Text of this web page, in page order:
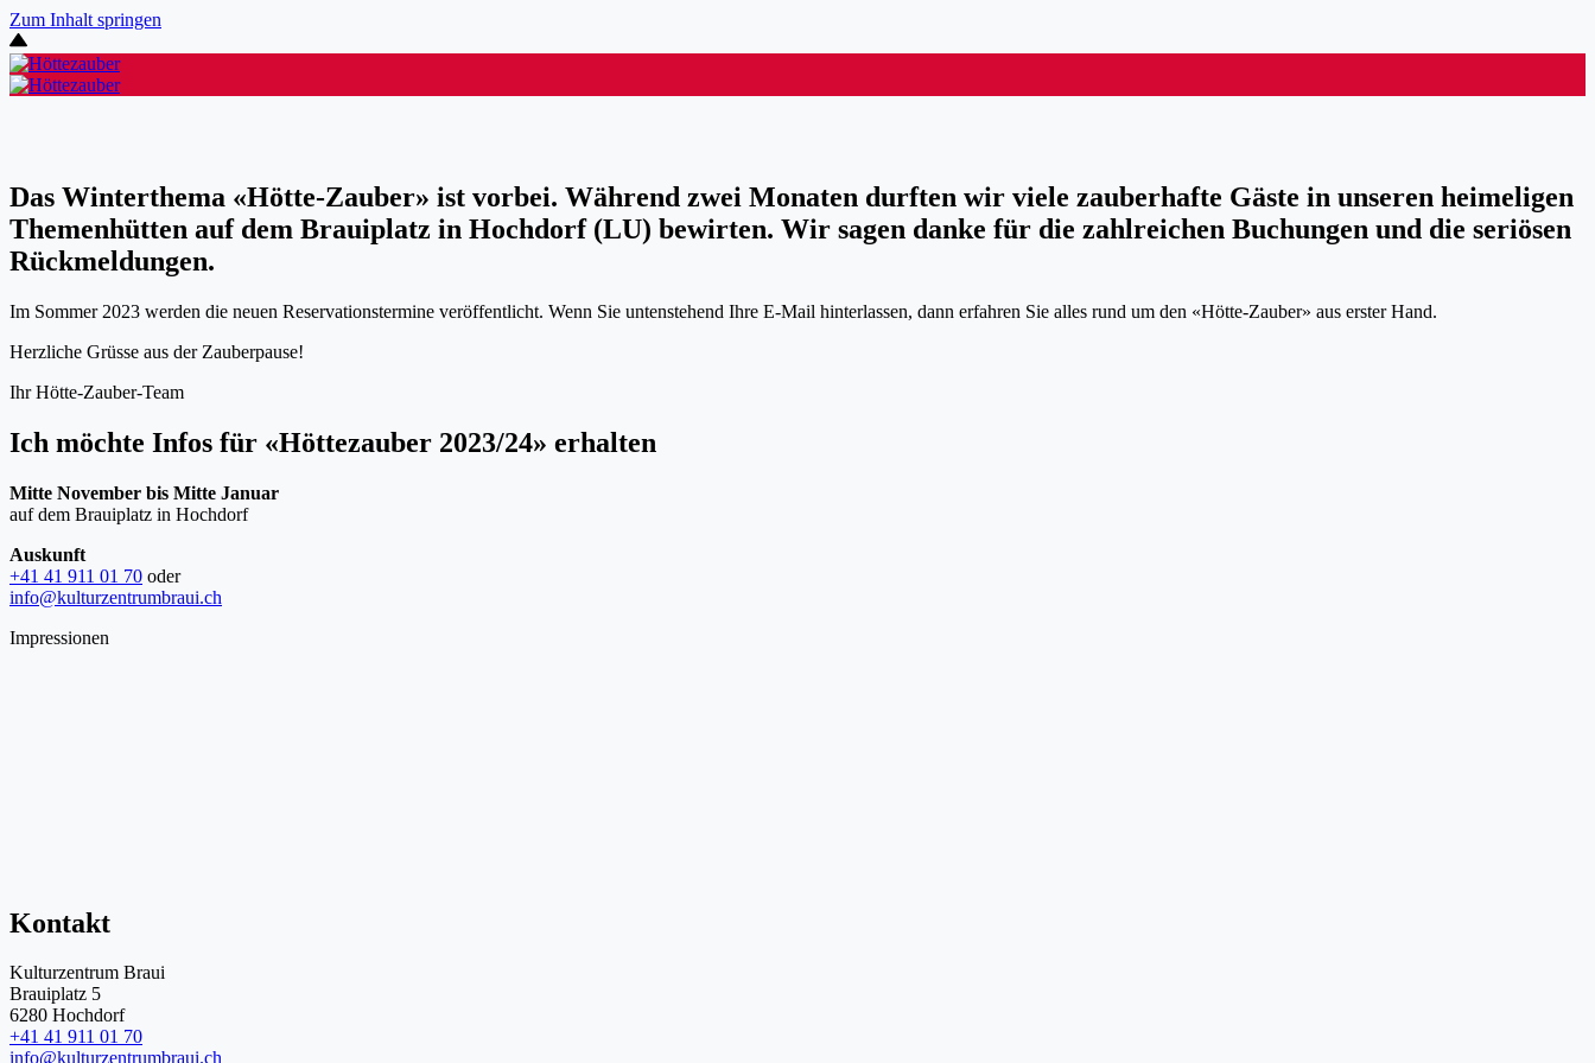
Zum Inhalt springen
Das Winterthema «Hötte-Zauber» ist vorbei. Während zwei Monaten durften wir viele zauberhafte Gäste in unseren heimeligen
Themenhütten auf dem Brauiplatz in Hochdorf (LU) bewirten. Wir sagen danke für die zahlreichen Buchungen und die seriösen
Rückmeldungen.
Im Sommer 2023 werden die neuen Reservationstermine veröffentlicht. Wenn Sie untenstehend Ihre E-Mail hinterlassen, dann erfahren Sie alles rund um den «Hötte-Zauber» aus erster Hand.
Herzliche Grüsse aus der Zauberpause!
Ihr Hötte-Zauber-Team
Ich möchte Infos für «Höttezauber 2023/24» erhalten
Mitte November bis Mitte Januar
auf dem Brauiplatz in Hochdorf
Auskunft
+41 41 911 01 70 oder
info@kulturzentrumbraui.ch
Impressionen
Kontakt
Kulturzentrum Braui
Brauiplatz 5
6280 Hochdorf
+41 41 911 01 70
info@kulturzentrumbraui.ch